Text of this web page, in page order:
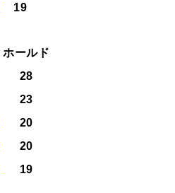
19
ホールド
28
23
20
20
19